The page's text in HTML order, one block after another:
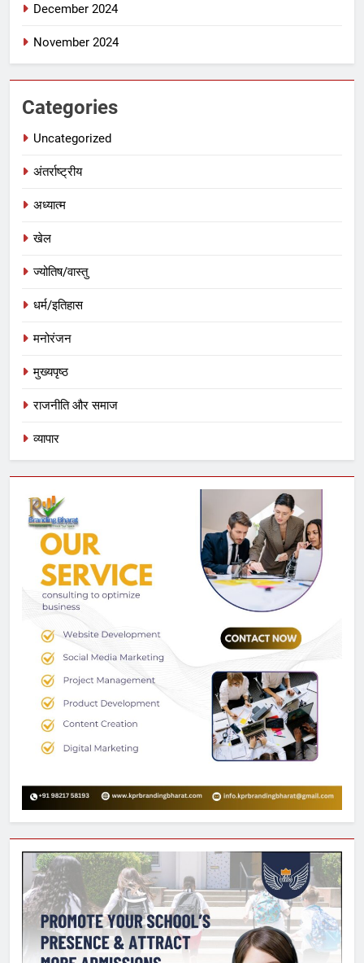
December 2024
November 2024
Categories
Uncategorized
अंतर्राष्ट्रीय
अध्यात्म
खेल
ज्योतिष/वास्तु
धर्म/इतिहास
मनोरंजन
मुख्यपृष्ठ
राजनीति और समाज
व्यापार